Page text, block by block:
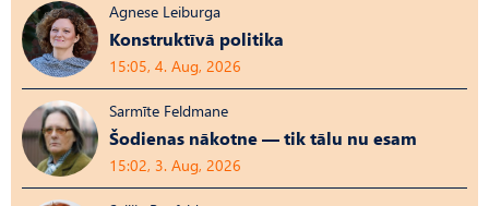
Agnese Leiburga
Konstruktīvā politika
15:05, 4. Aug, 2026
Sarmīte Feldmane
Šodienas nākotne — tik tālu nu esam
15:02, 3. Aug, 2026